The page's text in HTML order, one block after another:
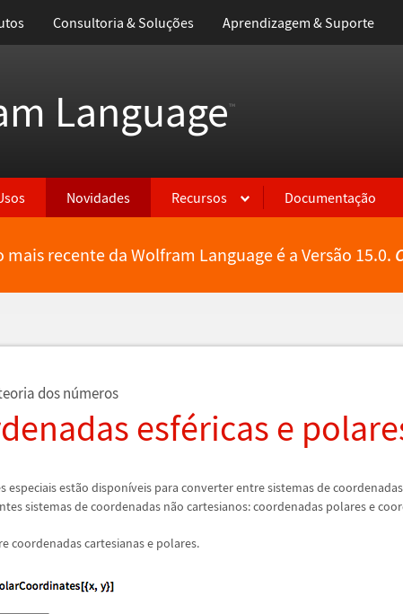
Consultoria & Soluções Aprendizagem & Suporte
Language™
Novidades Recursos Documentação
mais recente da Wolfram Language é a Versão 15.0.
dos números
esféricas e
especiais estão disponíveis para converter entre sistemas de
sistemas de coordenadas não cartesianos: coordenadas polares e
coordenadas cartesianas e polares.